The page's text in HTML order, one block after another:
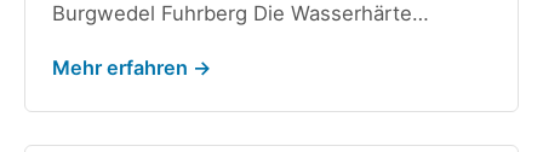
Burgwedel Fuhrberg Die Wasserhärte…
Mehr erfahren →